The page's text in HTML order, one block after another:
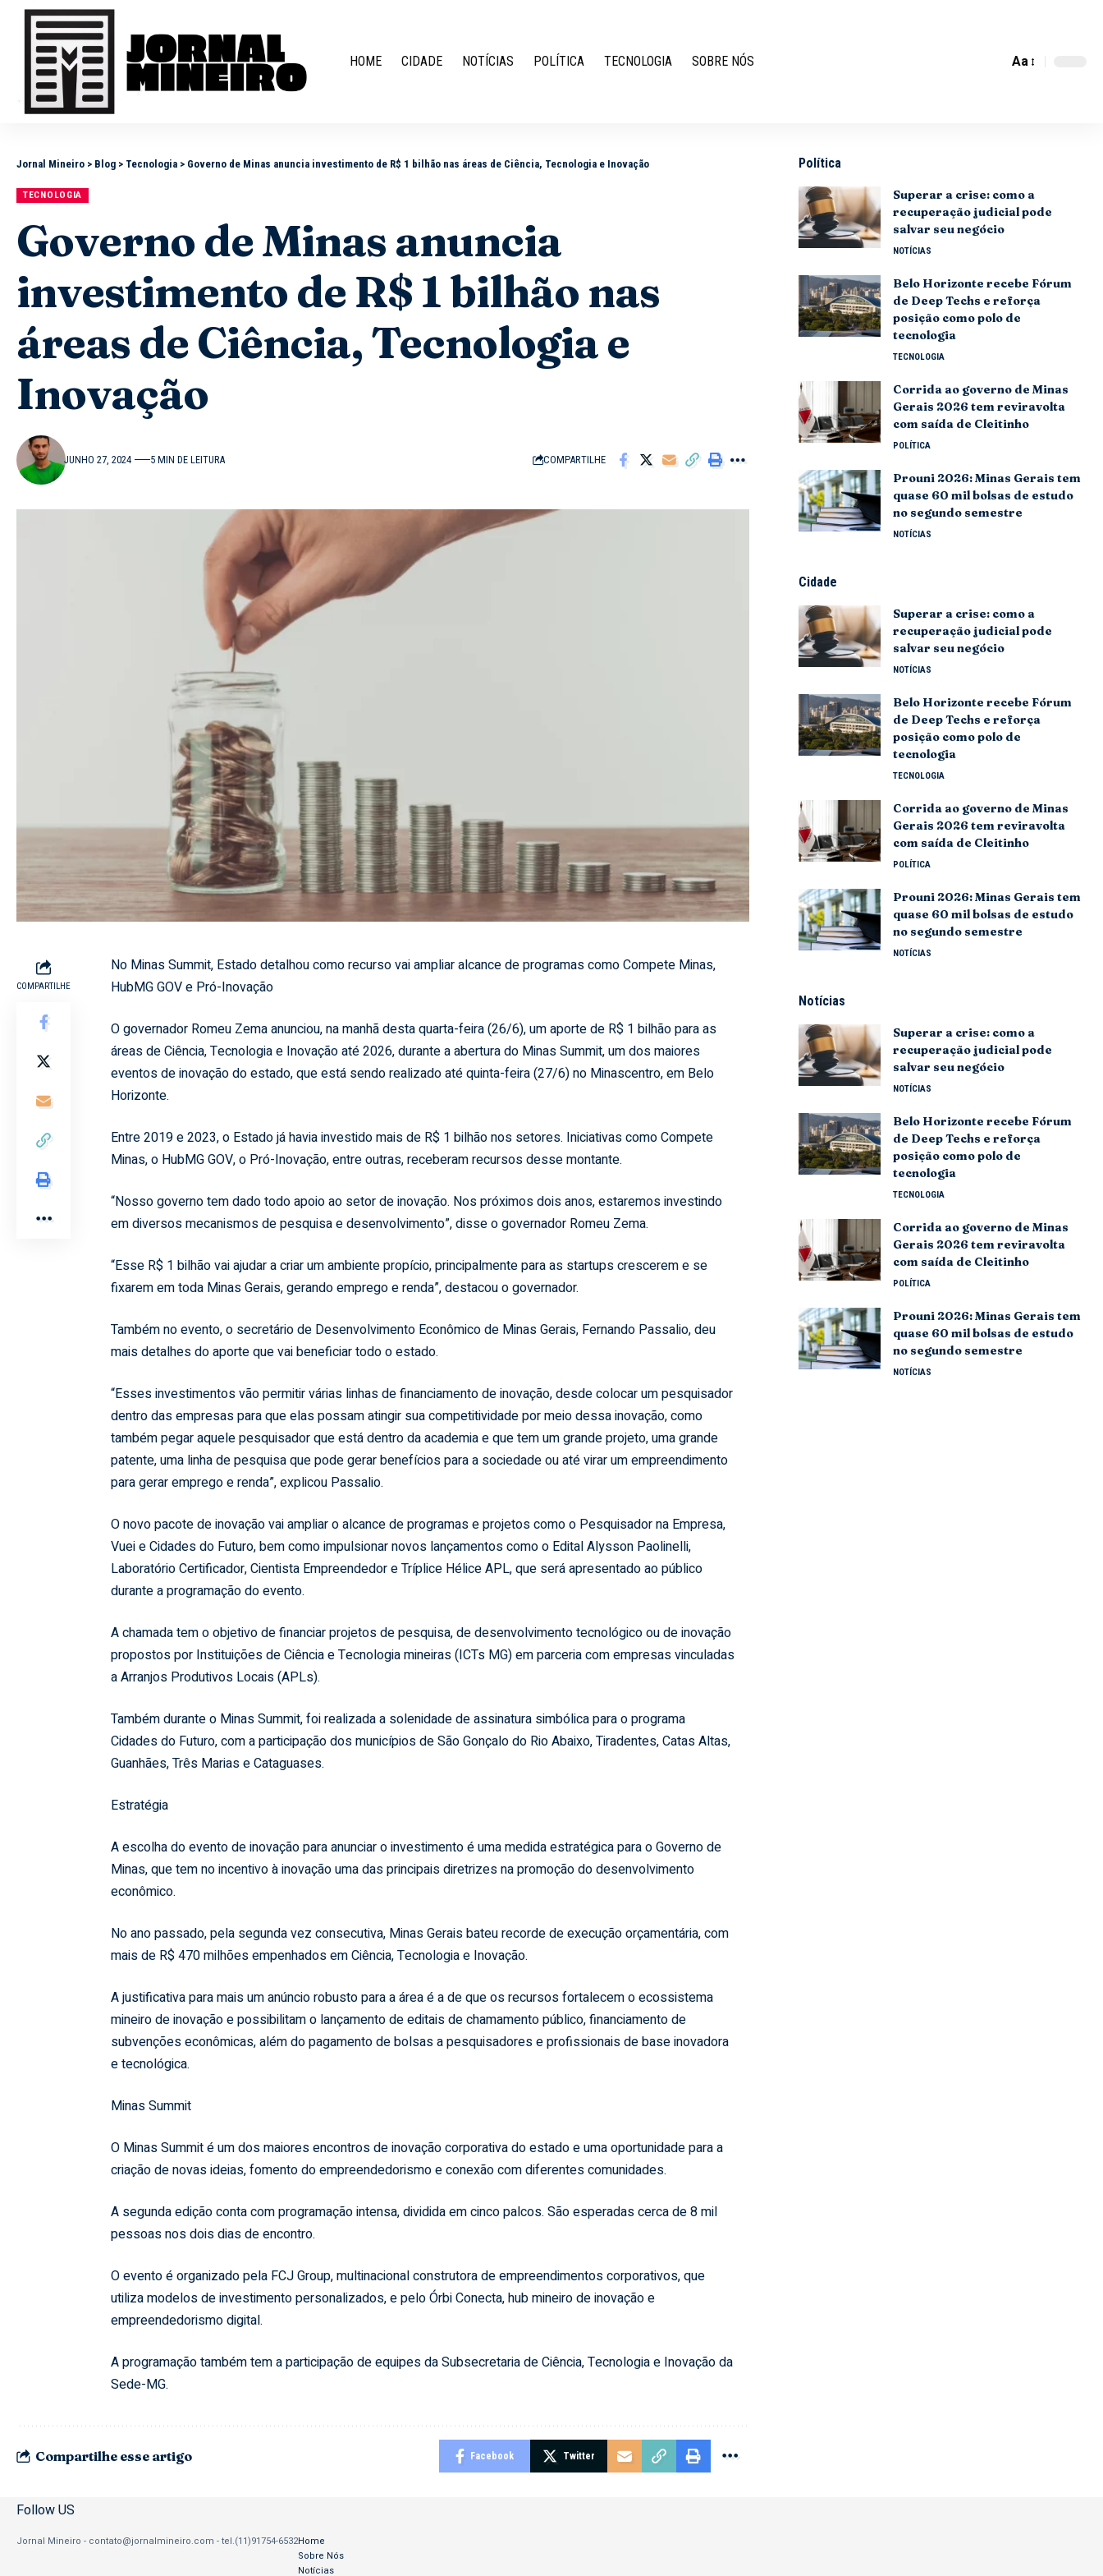
HOME CIDADE NOTÍCIAS POLÍTICA TECNOLOGIA SOBRE NÓS Aa
Jornal Mineiro > Blog > Tecnologia > Governo de Minas anuncia investimento de R$ 1 bilhão nas áreas de Ciência, Tecnologia e Inovação
TECNOLOGIA
Governo de Minas anuncia
investimento de R$ 1 bilhão nas
áreas de Ciência, Tecnologia e
Inovação
JUNHO 27, 2024 5 MIN DE LEITURA COMPARTILHE
COMPARTILHE
No Minas Summit, Estado detalhou como recurso vai ampliar alcance de programas como Compete Minas,
HubMG GOV e Pró-Inovação
O governador Romeu Zema anunciou, na manhã desta quarta-feira (26/6), um aporte de R$ 1 bilhão para as
áreas de Ciência, Tecnologia e Inovação até 2026, durante a abertura do Minas Summit, um dos maiores
eventos de inovação do estado, que está sendo realizado até quinta-feira (27/6) no Minascentro, em Belo
Horizonte.
Entre 2019 e 2023, o Estado já havia investido mais de R$ 1 bilhão nos setores. Iniciativas como Compete
Minas, o HubMG GOV, o Pró-Inovação, entre outras, receberam recursos desse montante.
“Nosso governo tem dado todo apoio ao setor de inovação. Nos próximos dois anos, estaremos investindo
em diversos mecanismos de pesquisa e desenvolvimento”, disse o governador Romeu Zema.
“Esse R$ 1 bilhão vai ajudar a criar um ambiente propício, principalmente para as startups crescerem e se
fixarem em toda Minas Gerais, gerando emprego e renda”, destacou o governador.
Também no evento, o secretário de Desenvolvimento Econômico de Minas Gerais, Fernando Passalio, deu
mais detalhes do aporte que vai beneficiar todo o estado.
“Esses investimentos vão permitir várias linhas de financiamento de inovação, desde colocar um pesquisador
dentro das empresas para que elas possam atingir sua competitividade por meio dessa inovação, como
também pegar aquele pesquisador que está dentro da academia e que tem um grande projeto, uma grande
patente, uma linha de pesquisa que pode gerar benefícios para a sociedade ou até virar um empreendimento
para gerar emprego e renda”, explicou Passalio.
O novo pacote de inovação vai ampliar o alcance de programas e projetos como o Pesquisador na Empresa,
Vuei e Cidades do Futuro, bem como impulsionar novos lançamentos como o Edital Alysson Paolinelli,
Laboratório Certificador, Cientista Empreendedor e Tríplice Hélice APL, que será apresentado ao público
durante a programação do evento.
A chamada tem o objetivo de financiar projetos de pesquisa, de desenvolvimento tecnológico ou de inovação
propostos por Instituições de Ciência e Tecnologia mineiras (ICTs MG) em parceria com empresas vinculadas
a Arranjos Produtivos Locais (APLs).
Também durante o Minas Summit, foi realizada a solenidade de assinatura simbólica para o programa
Cidades do Futuro, com a participação dos municípios de São Gonçalo do Rio Abaixo, Tiradentes, Catas Altas,
Guanhães, Três Marias e Cataguases.
Estratégia
A escolha do evento de inovação para anunciar o investimento é uma medida estratégica para o Governo de
Minas, que tem no incentivo à inovação uma das principais diretrizes na promoção do desenvolvimento
econômico.
No ano passado, pela segunda vez consecutiva, Minas Gerais bateu recorde de execução orçamentária, com
mais de R$ 470 milhões empenhados em Ciência, Tecnologia e Inovação.
A justificativa para mais um anúncio robusto para a área é a de que os recursos fortalecem o ecossistema
mineiro de inovação e possibilitam o lançamento de editais de chamamento público, financiamento de
subvenções econômicas, além do pagamento de bolsas a pesquisadores e profissionais de base inovadora
e tecnológica.
Minas Summit
O Minas Summit é um dos maiores encontros de inovação corporativa do estado e uma oportunidade para a
criação de novas ideias, fomento do empreendedorismo e conexão com diferentes comunidades.
A segunda edição conta com programação intensa, dividida em cinco palcos. São esperadas cerca de 8 mil
pessoas nos dois dias de encontro.
O evento é organizado pela FCJ Group, multinacional construtora de empreendimentos corporativos, que
utiliza modelos de investimento personalizados, e pelo Órbi Conecta, hub mineiro de inovação e
empreendedorismo digital.
A programação também tem a participação de equipes da Subsecretaria de Ciência, Tecnologia e Inovação da
Sede-MG.
Compartilhe esse artigo Facebook Twitter
Política
Superar a crise: como a
recuperação judicial pode
salvar seu negócio
NOTÍCIAS
Belo Horizonte recebe Fórum
de Deep Techs e reforça
posição como polo de
tecnologia
TECNOLOGIA
Corrida ao governo de Minas
Gerais 2026 tem reviravolta
com saída de Cleitinho
POLÍTICA
Prouni 2026: Minas Gerais tem
quase 60 mil bolsas de estudo
no segundo semestre
NOTÍCIAS
Cidade
Superar a crise: como a
recuperação judicial pode
salvar seu negócio
NOTÍCIAS
Belo Horizonte recebe Fórum
de Deep Techs e reforça
posição como polo de
tecnologia
TECNOLOGIA
Corrida ao governo de Minas
Gerais 2026 tem reviravolta
com saída de Cleitinho
POLÍTICA
Prouni 2026: Minas Gerais tem
quase 60 mil bolsas de estudo
no segundo semestre
NOTÍCIAS
Notícias
Superar a crise: como a
recuperação judicial pode
salvar seu negócio
NOTÍCIAS
Belo Horizonte recebe Fórum
de Deep Techs e reforça
posição como polo de
tecnologia
TECNOLOGIA
Corrida ao governo de Minas
Gerais 2026 tem reviravolta
com saída de Cleitinho
POLÍTICA
Prouni 2026: Minas Gerais tem
quase 60 mil bolsas de estudo
no segundo semestre
NOTÍCIAS
Follow US
Jornal Mineiro - contato@jornalmineiro.com - tel.(11)91754-6532Home
Sobre Nós
Notícias